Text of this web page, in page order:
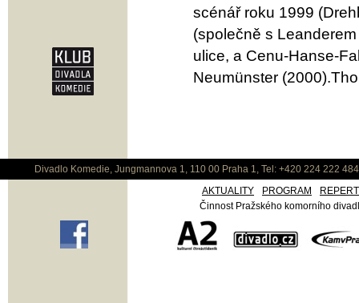
scénář roku 1999
(společně s
ulice, a Cenu-Hanse-
Neumünster
Divadlo Komedie, Jungmannova 1, 110 00 Praha 1, Tel: +420 224 222
AKTUALITY
PROGRAM
Činnost Pražského komorního